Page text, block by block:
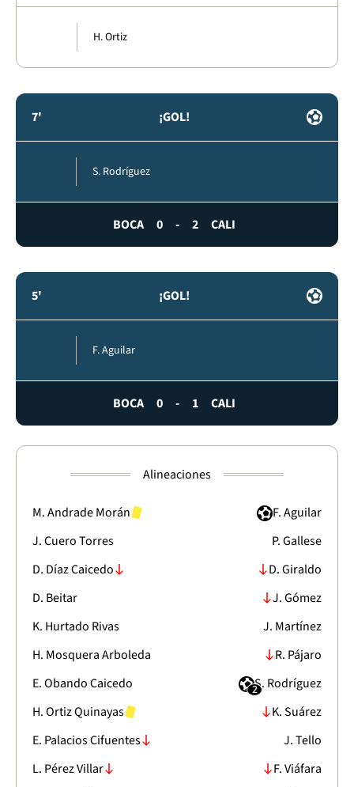
H. Ortiz
7' ¡GOL!
S. Rodríguez
BOCA 0 - 2 CALI
5' ¡GOL!
F. Aguilar
BOCA 0 - 1 CALI
Alineaciones
M. Andrade Morán
J. Cuero Torres
D. Díaz Caicedo
D. Beitar
K. Hurtado Rivas
H. Mosquera Arboleda
E. Obando Caicedo
H. Ortiz Quinayas
E. Palacios Cifuentes
L. Pérez Villar
F. Aguilar
P. Gallese
D. Giraldo
J. Gómez
J. Martínez
R. Pájaro
S. Rodríguez
2
K. Suárez
J. Tello
F. Viáfara